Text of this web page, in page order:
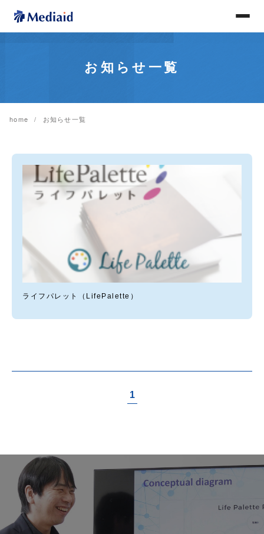
お知らせ一覧
home お知らせ一覧
ライフパレット（LifePalette）
1